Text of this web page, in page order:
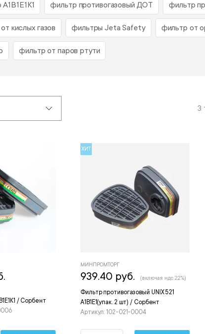
фильтр противогазовый ДОТ фильтр
кислых газов фильтры Jeta Safety фильтр от
фильтр от паров ртути
3
/ Сорбент
ХИТ
Фильтр противогазовый UNIX 521
A1B1E1(упак. 2 шт) / Сорбент
Артикул: 102-021-0004
МИНПРОМТОРГ
939.40 руб. (включая ндс 22%)